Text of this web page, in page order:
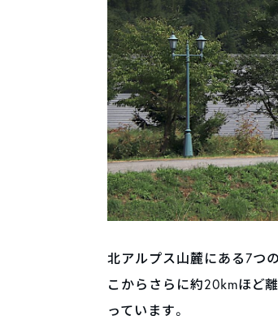
北アルプス山麓にある7つ
こからさらに約20kmほど
っています。